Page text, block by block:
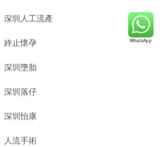
深圳人工流產
終止懷孕
深圳墮胎
深圳落仔
深圳怡康
人流手術